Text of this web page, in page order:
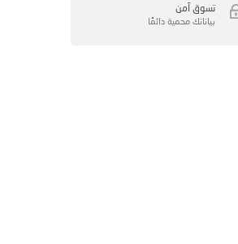
تسوق آمن
بياناتك محمية دائمًا